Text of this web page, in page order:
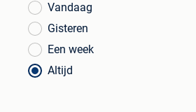
Vandaag
Gisteren
Een week
Altijd